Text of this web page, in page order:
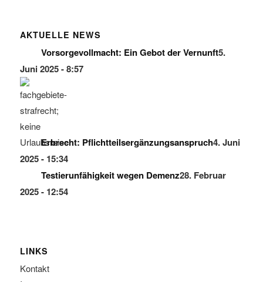
AKTUELLE NEWS
Vorsorgevollmacht: Ein Gebot der Vernunft5.
Juni 2025 - 8:57
Erbrecht: Pflichtteilsergänzungsanspruch4. Juni
2025 - 15:34
Testierunfähigkeit wegen Demenz28. Februar
2025 - 12:54
LINKS
Kontakt